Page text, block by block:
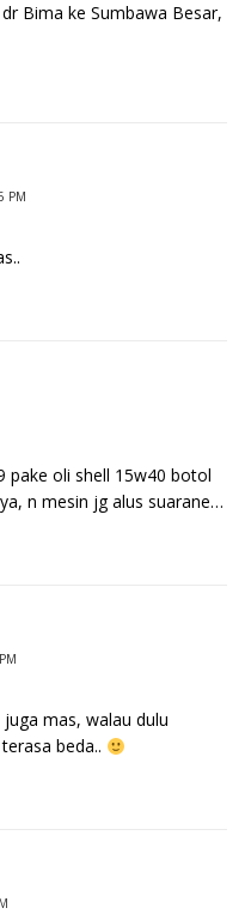
Bima ke Sumbawa Besar,
PM
pake oli shell 15w40 botol
n mesin jg alus suarane…
mas, walau dulu
beda..